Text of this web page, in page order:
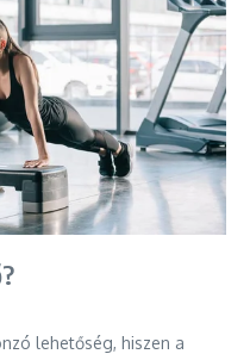
lehetőség, hiszen a